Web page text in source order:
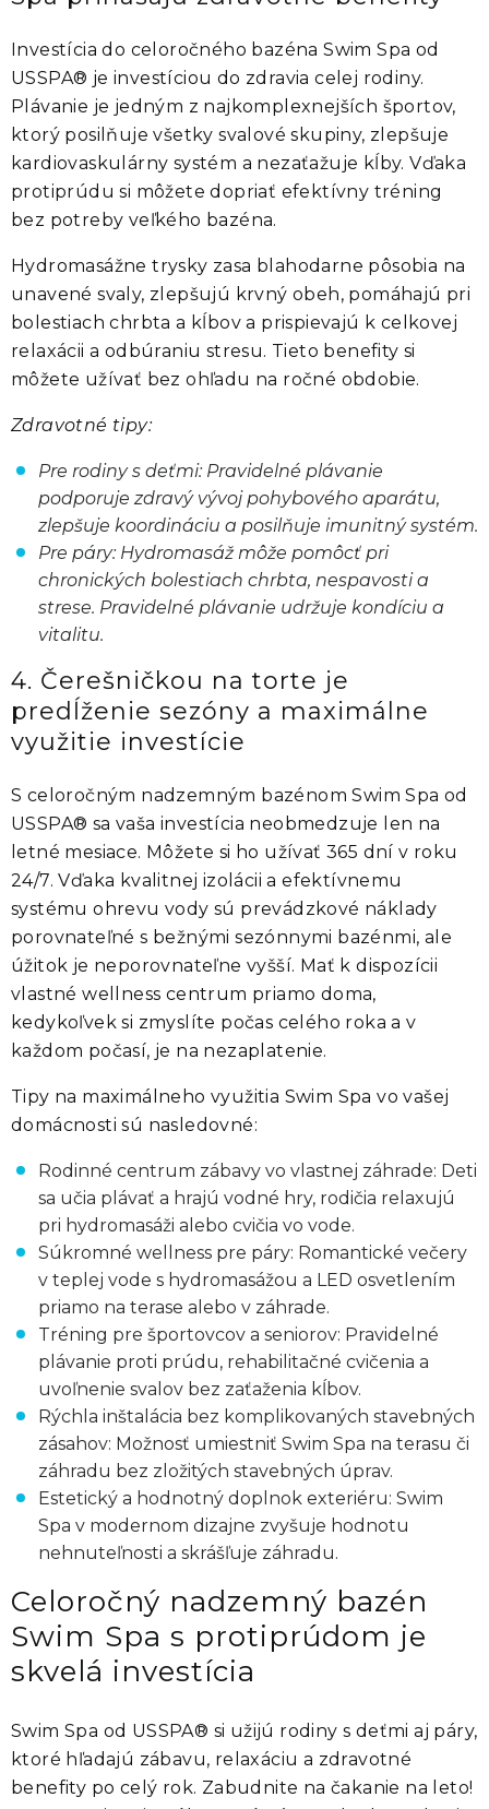
Investícia do celoročného bazéna Swim Spa od
USSPA® je investíciou do zdravia celej rodiny.
Plávanie je jedným z najkomplexnejších športov,
ktorý posilňuje všetky svalové skupiny, zlepšuje
kardiovaskulárny systém a nezaťažuje kĺby. Vďaka
protiprúdu si môžete dopriať efektívny tréning
bez potreby veľkého bazéna.
Hydromasážne trysky zasa blahodarne pôsobia na
unavené svaly, zlepšujú krvný obeh, pomáhajú pri
bolestiach chrbta a kĺbov a prispievajú k celkovej
relaxácii a odbúraniu stresu. Tieto benefity si
môžete užívať bez ohľadu na ročné obdobie.
Zdravotné tipy:
Pre rodiny s deťmi: Pravidelné plávanie
podporuje zdravý vývoj pohybového aparátu,
zlepšuje koordináciu a posilňuje imunitný systém.
Pre páry: Hydromasáž môže pomôcť pri
chronických bolestiach chrbta, nespavosti a
strese. Pravidelné plávanie udržuje kondíciu a
vitalitu.
4. Čerešničkou na torte je
predĺženie sezóny a maximálne
využitie investície
S celoročným nadzemným bazénom Swim Spa od
USSPA® sa vaša investícia neobmedzuje len na
letné mesiace. Môžete si ho užívať 365 dní v roku
24/7. Vďaka kvalitnej izolácii a efektívnemu
systému ohrevu vody sú prevádzkové náklady
porovnateľné s bežnými sezónnymi bazénmi, ale
úžitok je neporovnateľne vyšší. Mať k dispozícii
vlastné wellness centrum priamo doma,
kedykoľvek si zmyslíte počas celého roka a v
každom počasí, je na nezaplatenie.
Tipy na maximálneho využitia Swim Spa vo vašej
domácnosti sú nasledovné:
Rodinné centrum zábavy vo vlastnej záhrade: Deti
sa učia plávať a hrajú vodné hry, rodičia relaxujú
pri hydromasáži alebo cvičia vo vode.
Súkromné wellness pre páry: Romantické večery
v teplej vode s hydromasážou a LED osvetlením
priamo na terase alebo v záhrade.
Tréning pre športovcov a seniorov: Pravidelné
plávanie proti prúdu, rehabilitačné cvičenia a
uvoľnenie svalov bez zaťaženia kĺbov.
Rýchla inštalácia bez komplikovaných stavebných
zásahov: Možnosť umiestniť Swim Spa na terasu či
záhradu bez zložitých stavebných úprav.
Estetický a hodnotný doplnok exteriéru: Swim
Spa v modernom dizajne zvyšuje hodnotu
nehnuteľnosti a skrášľuje záhradu.
Celoročný nadzemný bazén
Swim Spa s protiprúdom je
skvelá investícia
Swim Spa od USSPA® si užijú rodiny s deťmi aj páry,
ktoré hľadajú zábavu, relaxáciu a zdravotné
benefity po celý rok. Zabudnite na čakanie na leto!